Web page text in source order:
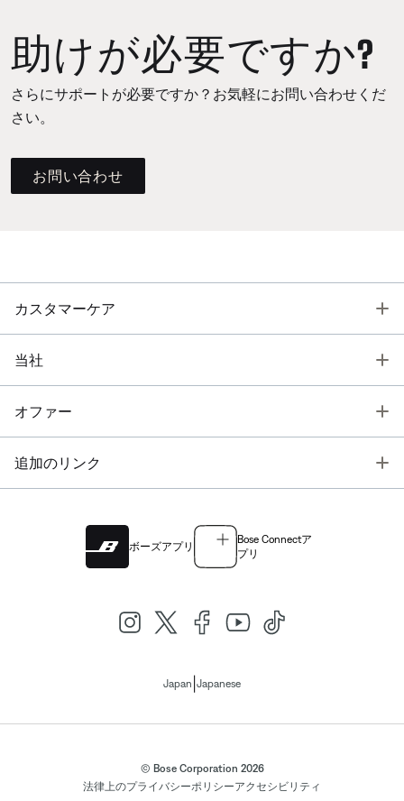
助けが必要ですか?
さらにサポートが必要ですか？お気軽にお問い合わせくだ
さい。
お問い合わせ
カスタマーケア
当社
オファー
追加のリンク
ボーズアプリ
Bose Connectア
プリ
Japan Japanese
© Bose Corporation 2026
法律上のプライバシーポリシーアクセシビリティ